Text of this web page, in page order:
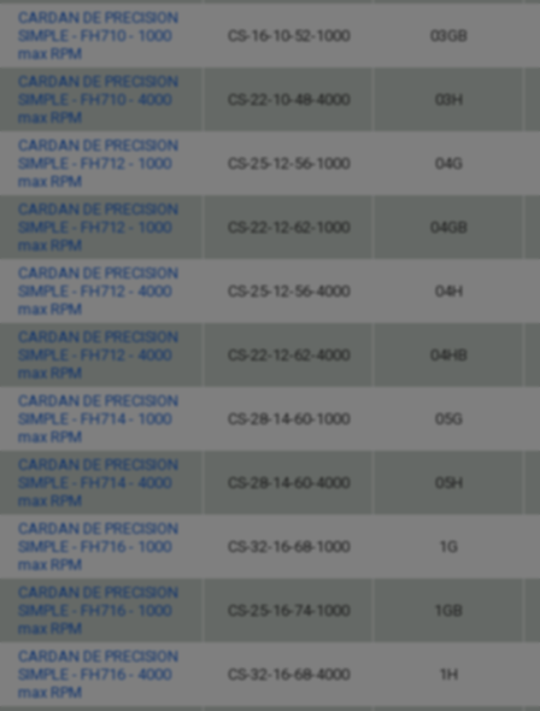
CARDAN DE PRECISION
SIMPLE - FH710 - 1000
max RPM
CS-16-10-52-1000 03GB
CARDAN DE PRECISION
SIMPLE - FH710 - 4000
max RPM
CS-22-10-48-4000 03H
CARDAN DE PRECISION
SIMPLE - FH712 - 1000
max RPM
CS-25-12-56-1000 04G
CARDAN DE PRECISION
SIMPLE - FH712 - 1000
max RPM
CS-22-12-62-1000 04GB
CARDAN DE PRECISION
SIMPLE - FH712 - 4000
max RPM
CS-25-12-56-4000 04H
CARDAN DE PRECISION
SIMPLE - FH712 - 4000
max RPM
CS-22-12-62-4000 04HB
CARDAN DE PRECISION
SIMPLE - FH714 - 1000
max RPM
CS-28-14-60-1000 05G
CARDAN DE PRECISION
SIMPLE - FH714 - 4000
max RPM
CS-28-14-60-4000 05H
CARDAN DE PRECISION
SIMPLE - FH716 - 1000
max RPM
CS-32-16-68-1000 1G
CARDAN DE PRECISION
SIMPLE - FH716 - 1000
max RPM
CS-25-16-74-1000 1GB
CARDAN DE PRECISION
SIMPLE - FH716 - 4000
max RPM
CS-32-16-68-4000 1H